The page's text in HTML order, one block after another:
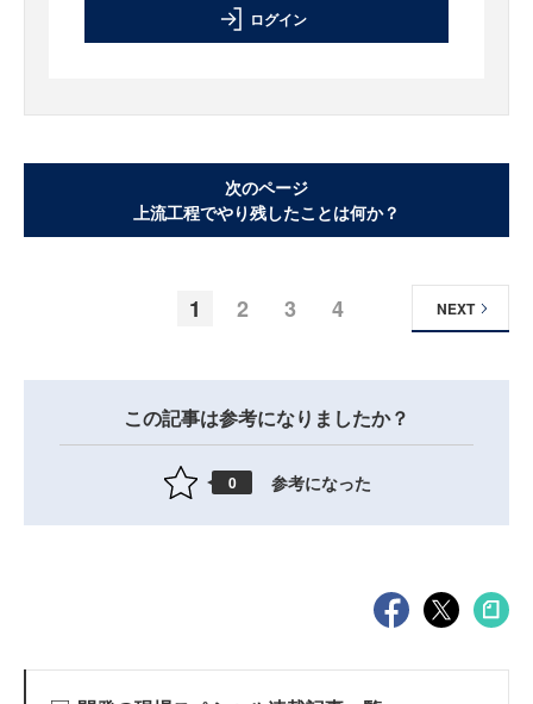
ログイン
次のページ
上流工程でやり残したことは何か？
1 2 3 4 NEXT
この記事は参考になりましたか？
0 参考になった